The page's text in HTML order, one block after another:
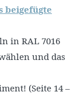
beigefügte
in RAL 7016
und das
(Seite 14 –